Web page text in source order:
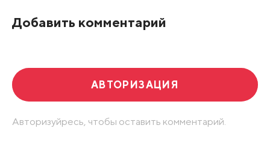
Добавить комментарий
АВТОРИЗАЦИЯ
Авторизуйресь, чтобы оставить комментарий.